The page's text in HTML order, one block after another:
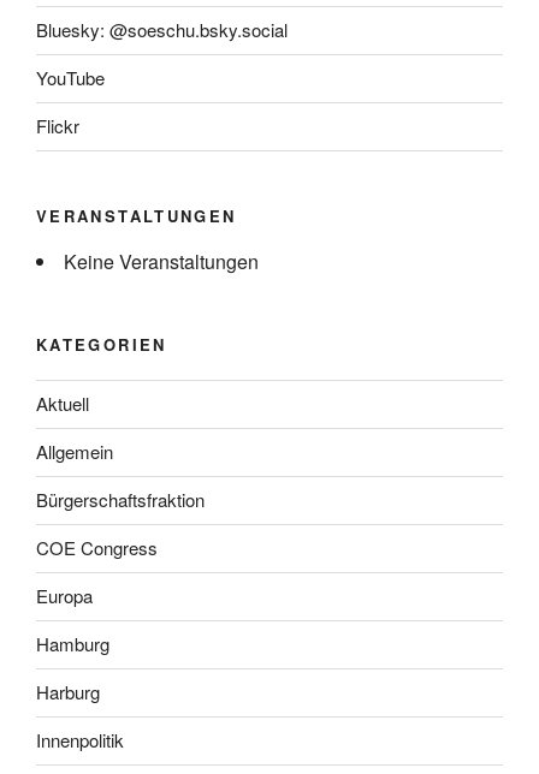
Bluesky: @soeschu.bsky.social
YouTube
Flickr
VERANSTALTUNGEN
Keine Veranstaltungen
KATEGORIEN
Aktuell
Allgemein
Bürgerschaftsfraktion
COE Congress
Europa
Hamburg
Harburg
Innenpolitik